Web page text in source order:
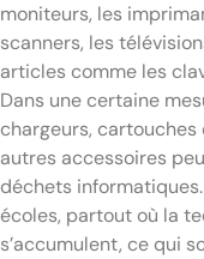
moniteurs, les
scanners, les
articles comme les
Dans une certaine
chargeurs, cartouches
autres accessoires
déchets
écoles, partout où la
s’accumulent, ce qui